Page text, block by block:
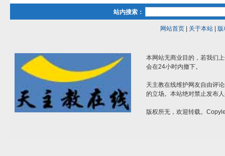
站内搜索：
网站首页| 关于本站| 版
本网站无商业目的，若我们
会在24小时内撤下。
天主教在线维护网友自由评
的立场。本站绝对禁止发布
版权所无，欢迎转载。